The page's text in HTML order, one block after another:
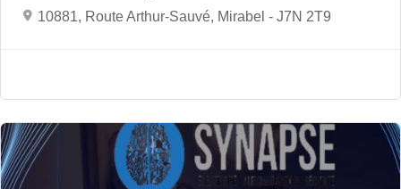
10881, Route Arthur-Sauvé, Mirabel - J7N 2T9